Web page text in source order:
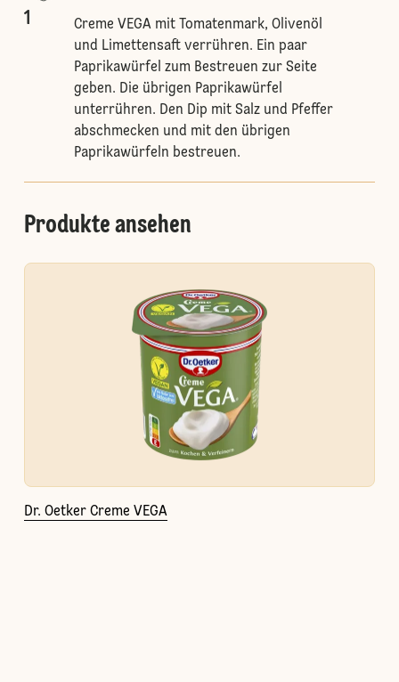
1
Creme VEGA mit Tomatenmark, Olivenöl
und Limettensaft verrühren. Ein paar
Paprikawürfel zum Bestreuen zur Seite
geben. Die übrigen Paprikawürfel
unterrühren. Den Dip mit Salz und Pfeffer
abschmecken und mit den übrigen
Paprikawürfeln bestreuen.
Produkte ansehen
Dr. Oetker Creme VEGA